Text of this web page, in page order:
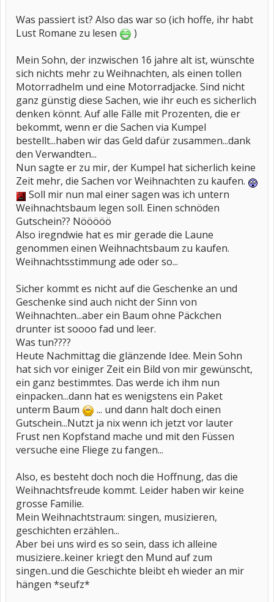
Was passiert ist? Also das war so (ich hoffe, ihr habt
Lust Romane zu lesen
)
Mein Sohn, der inzwischen 16 jahre alt ist, wünschte
sich nichts mehr zu Weihnachten, als einen tollen
Motorradhelm und eine Motorradjacke. Sind nicht
ganz günstig diese Sachen, wie ihr euch es sicherlich
denken könnt. Auf alle Fälle mit Prozenten, die er
bekommt, wenn er die Sachen via Kumpel
bestellt...haben wir das Geld dafür zusammen...dank
den Verwandten...
Nun sagte er zu mir, der Kumpel hat sicherlich keine
Zeit mehr, die Sachen vor Weihnachten zu kaufen.
Soll mir nun mal einer sagen was ich untern
Weihnachtsbaum legen soll. Einen schnöden
Gutschein?? Nööööö
Also iregndwie hat es mir gerade die Laune
genommen einen Weihnachtsbaum zu kaufen.
Weihnachtsstimmung ade oder so...
Sicher kommt es nicht auf die Geschenke an und
Geschenke sind auch nicht der Sinn von
Weihnachten...aber ein Baum ohne Päckchen
drunter ist soooo fad und leer.
Was tun????
Heute Nachmittag die glänzende Idee. Mein Sohn
hat sich vor einiger Zeit ein Bild von mir gewünscht,
ein ganz bestimmtes. Das werde ich ihm nun
einpacken...dann hat es wenigstens ein Paket
unterm Baum
... und dann halt doch einen
Gutschein...Nutzt ja nix wenn ich jetzt vor lauter
Frust nen Kopfstand mache und mit den Füssen
versuche eine Fliege zu fangen...
Also, es besteht doch noch die Hoffnung, das die
Weihnachtsfreude kommt. Leider haben wir keine
grosse Familie.
Mein Weihnachtstraum: singen, musizieren,
geschichten erzählen...
Aber bei uns wird es so sein, dass ich alleine
musiziere..keiner kriegt den Mund auf zum
singen..und die Geschichte bleibt eh wieder an mir
hängen *seufz*